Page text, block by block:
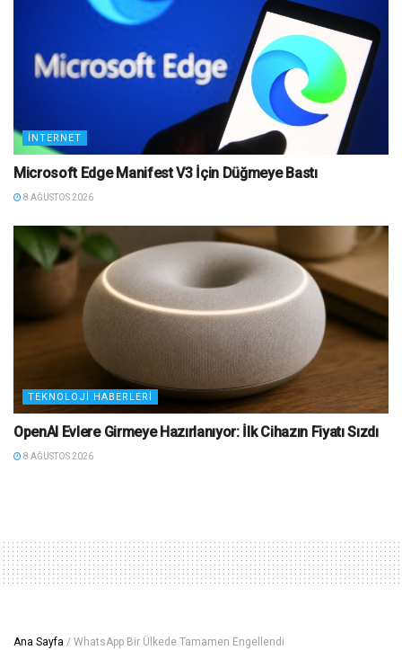
İNTERNET
Microsoft Edge Manifest V3 İçin Düğmeye Bastı
8 AĞUSTOS 2026
TEKNOLOJI HABERLERI
OpenAI Evlere Girmeye Hazırlanıyor: İlk Cihazın Fiyatı Sızdı
8 AĞUSTOS 2026
Ana Sayfa / WhatsApp Bir Ülkede Tamamen Engellendi